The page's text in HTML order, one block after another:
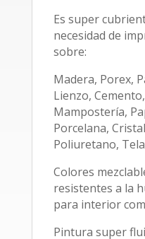
Es super
necesidad de
sobre:
Madera, Porex,
Lienzo,
Mampostería,
Porcelana,
Poliuretano,
Colores
resistentes a la
para interior
Pintura super